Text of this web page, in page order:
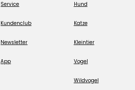
Service
Kundenclub
Newsletter
App
Hund
Katze
Kleintier
Vogel
Wildvogel